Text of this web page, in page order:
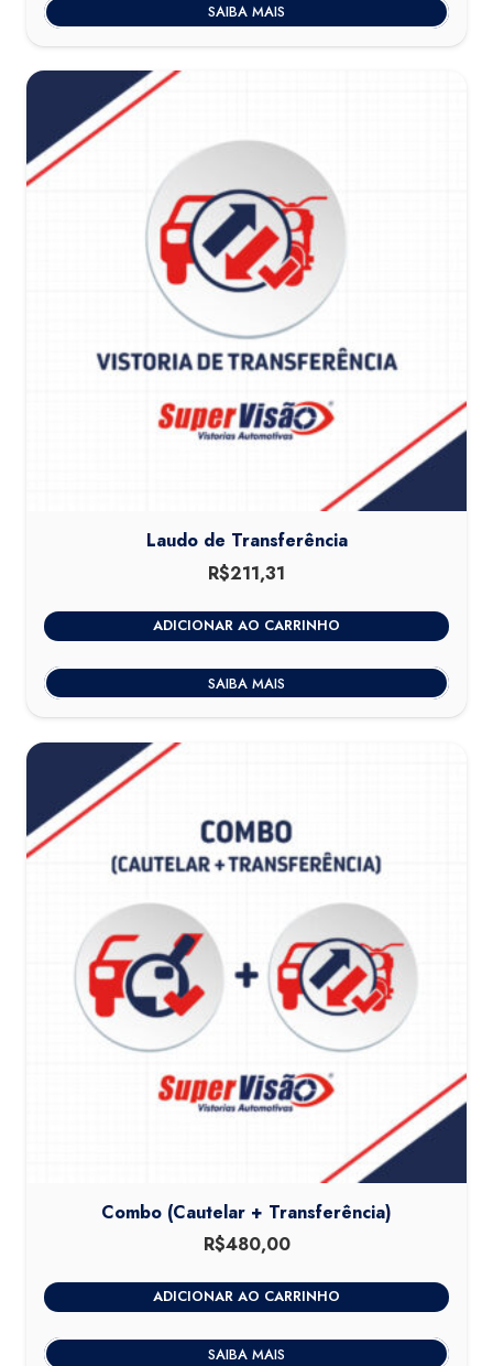
SAIBA MAIS
Laudo de Transferência
R$211,31
ADICIONAR AO CARRINHO
SAIBA MAIS
Combo (Cautelar + Transferência)
R$480,00
ADICIONAR AO CARRINHO
SAIBA MAIS